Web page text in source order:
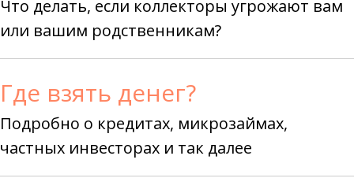
Что делать, если коллекторы угрожают вам
или вашим родственникам?
Где взять денег?
Подробно о кредитах, микрозаймах,
частных инвесторах и так далее